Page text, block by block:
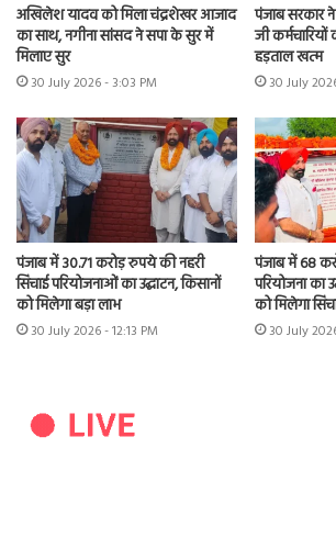
अखिलेश यादव को मिला चंद्रशेखर आजाद
का साथ, नगीना सांसद ने सपा के सुर में
मिलाए सुर
30 July 2026 - 3:03 PM
पंजाब सरकार
जी
हड़ताल खत्म
30 July
पंजाब में 30.71 करोड़ रुपये की नहरी
सिंचाई परियोजनाओं का उद्घाटन, किसानों
को मिलेगा बड़ा लाभ
30 July 2026 - 12:13 PM
पंजाब में 68
परियोजना का
को मिलेगा
30 July